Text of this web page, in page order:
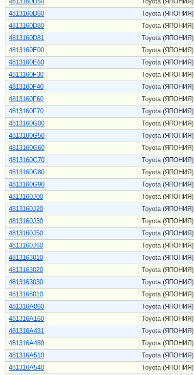
4813160D60
Toyota (ЯПОНИЯ)
4813160D80
Toyota (ЯПОНИЯ)
4813160D81
Toyota (ЯПОНИЯ)
4813160E00
Toyota (ЯПОНИЯ)
4813160E60
Toyota (ЯПОНИЯ)
4813160F30
Toyota (ЯПОНИЯ)
4813160F40
Toyota (ЯПОНИЯ)
4813160F60
Toyota (ЯПОНИЯ)
4813160F70
Toyota (ЯПОНИЯ)
4813160G00
Toyota (ЯПОНИЯ)
4813160G50
Toyota (ЯПОНИЯ)
4813160G60
Toyota (ЯПОНИЯ)
4813160G70
Toyota (ЯПОНИЯ)
4813160G80
Toyota (ЯПОНИЯ)
4813160G90
Toyota (ЯПОНИЯ)
4813160J00
Toyota (ЯПОНИЯ)
4813160J20
Toyota (ЯПОНИЯ)
4813160J30
Toyota (ЯПОНИЯ)
4813160J50
Toyota (ЯПОНИЯ)
4813160J60
Toyota (ЯПОНИЯ)
4813163010
Toyota (ЯПОНИЯ)
4813163020
Toyota (ЯПОНИЯ)
4813163030
Toyota (ЯПОНИЯ)
4813168010
Toyota (ЯПОНИЯ)
481316A060
Toyota (ЯПОНИЯ)
481316A160
Toyota (ЯПОНИЯ)
481316A431
Toyota (ЯПОНИЯ)
481316A480
Toyota (ЯПОНИЯ)
481316A510
Toyota (ЯПОНИЯ)
481316A540
Toyota (ЯПОНИЯ)